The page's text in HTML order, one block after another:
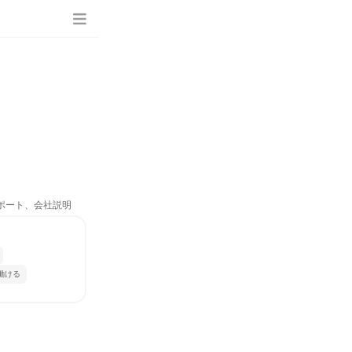
ート、会社説明
ける